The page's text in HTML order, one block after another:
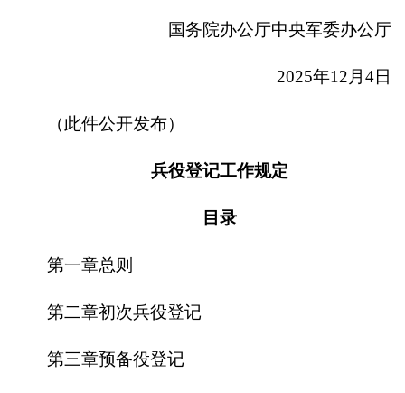
国务院办公厅中央军委办公厅
2025年12 月 4日
（此件公开发布）
兵役登记工作规定
目录
第一章总则
第二章初次兵役登记
第三章预备役登记